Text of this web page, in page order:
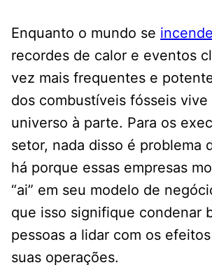
Enquanto o mundo se
recordes de calor e eventos
vez mais frequentes e
dos combustíveis fósseis vive
universo à parte. Para os
setor, nada disso é problema
há porque essas empresas
“ai” em seu modelo de
que isso signifique condenar
pessoas a lidar com os
suas operações.